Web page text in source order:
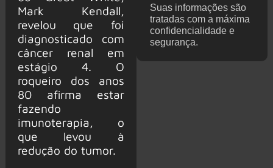
Mark Kendall,
revelou que foi
diagnosticado com
câncer renal em
estágio 4. O
roqueiro dos anos
80 afirma estar
fazendo
imunoterapia, o
que levou à
redução do tumor.
Suas informações são
tratadas com a máxima
confidencialidade e
segurança.